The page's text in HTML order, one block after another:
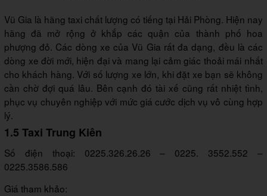
Vũ Gia là hãng taxi chất lượng có tiếng tại Hải Phòng. Hiện nay
hãng đã mở rộng ở khắp các quận của thành phố hoa
phượng đỏ. Các dòng xe của Vũ Gia rất đa dạng, đều là các
dòng xe đời mới, hiện đại và mang lại cảm giác thoải mái nhất
cho khách hàng. Với số lượng xe lớn, khi đặt xe bạn sẽ không
cần chờ đợi quá lâu. Bên cạnh đó tài xế cũng rất nhiệt tình,
phục vụ chuyên nghiệp với mức giá cước dịch vụ vô cùng hợp
lý.
1.5 Taxi Trung Kiên
Số điện thoại: 0225.326.26.26 – 0225. 3552.552 –
0225.3586.586
Giá tham khảo: